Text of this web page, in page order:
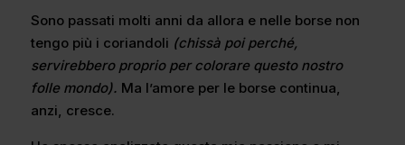
Sono passati molti anni da allora e nelle borse non
tengo più i coriandoli (chissà poi perché,
servirebbero proprio per colorare questo nostro
folle mondo). Ma l’amore per le borse continua,
anzi, cresce.